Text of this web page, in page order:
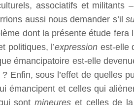
associatifs et militants
aussi nous demander s’il
dont la présente étude fera
politiques, l’expression est-elle
émancipatoire est-elle
Enfin, sous l’effet de quelles
émancipent et celles qui
sontmineures et celles de la